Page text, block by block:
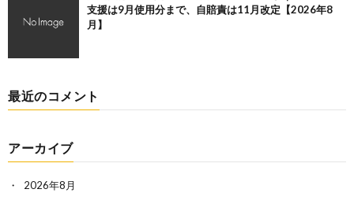
支援は9月使用分まで、自賠責は11月改定【2026年8
月】
最近のコメント
アーカイブ
2026年8月